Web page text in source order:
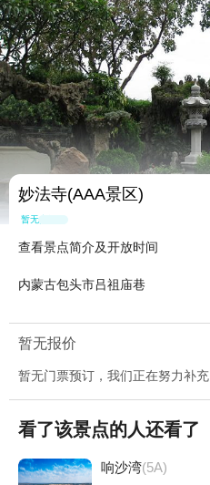
妙法寺(AAA景区)
暂无点评
查看景点简介及开放时间
内蒙古包头市吕祖庙巷
暂无报价
暂无门票预订，我们正在努力补充
看了该景点的人还看了
响沙湾(5A)
